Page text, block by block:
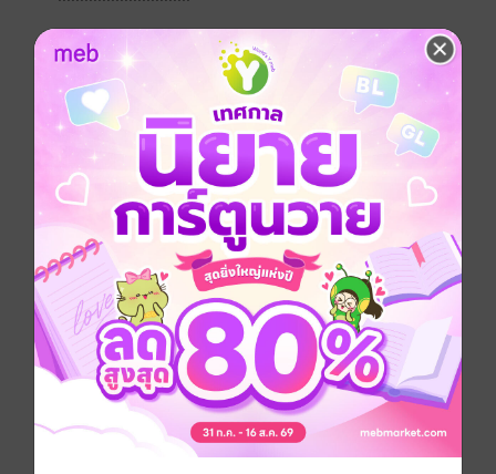
โปรย...
"ขอโทรศัพท์หน่อยดิ"
"อะไร? ทำไมจะต้องมาขอโทรศัพท์ฉันด้วย โทรศัพท์ตัว
เองก็มี"
"เร็วๆ"
"เอ้า!! นายถ้าจะบ้านะ นอกจากจะเป็นคนโรคจิตแล้ว ยัง
พ่วงตำแหน่งเป็นคนบ้าอีกเหรอฮะ!!"
"เฮ้ยปากแจ๋วจังวะ?"
"มันก็เรื่องของฉันอีกแหละ!!"
ซีซั่นถึงกับถอนหายใจเฮือกใหญ่ หมั่นเขี้ยวหวะ!! "ขอ
โทรศัพท์หน่อยครับน้องมีนนี่ ด.ญ.รริชา คนสวย"